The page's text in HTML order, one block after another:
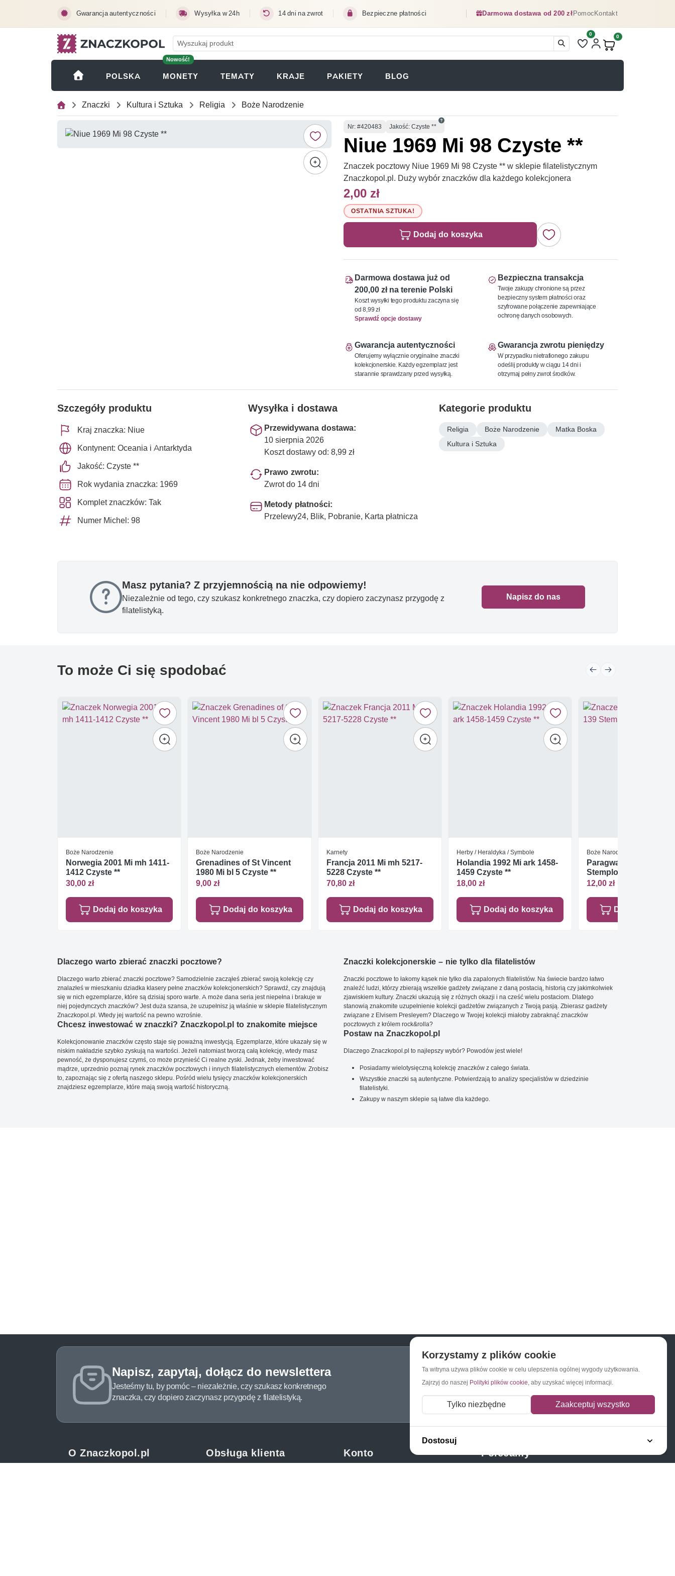
Gwarancja autentyczności Wysyłka w 24h 14 dni na zwrot Bezpieczne płatności Darmowa dostawa od 200 złPomocKontakt
Liczba pozycji na liście
0
Produkty w koszyku:
0
POLSKA
Nowość!
MONETY (OTWIERA SIĘ W NOWEJ KARCIE)
TEMATY KRAJE PAKIETY BLOG
Znaczki Kultura i Sztuka Religia Boże Narodzenie
Numer
Nr: #420483 Jakość: Czyste **
Niue 1969 Mi 98 Czyste **
Znaczek pocztowy Niue 1969 Mi 98 Czyste ** w sklepie filatelistycznym
Znaczkopol.pl. Duży wybór znaczków dla każdego kolekcjonera
2,00 zł
OSTATNIA SZTUKA!
Dodaj do koszyka
Darmowa dostawa już od
200,00 zł na terenie Polski
Koszt wysyłki tego produktu zaczyna się
od 8,99 zł
Sprawdź opcje dostawy
Bezpieczna transakcja
Twoje zakupy chronione są przez
bezpieczny system płatności oraz
szyfrowane połączenie zapewniające
ochronę danych osobowych.
Gwarancja autentyczności
Oferujemy wyłącznie oryginalne znaczki
kolekcjonerskie. Każdy egzemplarz jest
starannie sprawdzany przed wysyłką.
Gwarancja zwrotu pieniędzy
W przypadku nietrafionego zakupu
odeślij produkty w ciągu 14 dni i
otrzymaj pełny zwrot środków.
Szczegóły produktu
Kraj znaczka: Niue
Kontynent: Oceania i Antarktyda
Jakość: Czyste **
Rok wydania znaczka: 1969
Komplet znaczków: Tak
Numer Michel: 98
Wysyłka i dostawa
Przewidywana dostawa:
10 sierpnia 2026
Koszt dostawy od: 8,99 zł
Prawo zwrotu:
Zwrot do 14 dni
Metody płatności:
Przelewy24, Blik, Pobranie, Karta płatnicza
Kategorie produktu
Religia Boże Narodzenie
Matka Boska
Kultura i Sztuka
Masz pytania? Z przyjemnością na nie odpowiemy!
Niezależnie od tego, czy szukasz konkretnego znaczka, czy dopiero zaczynasz przygodę z
filatelistyką.
Napisz do nas
To może Ci się spodobać
Boże Narodzenie
Norwegia 2001 Mi mh 1411-
1412 Czyste **
30,00 zł
Dodaj do koszyka
Boże Narodzenie
Grenadines of St Vincent
1980 Mi bl 5 Czyste **
9,00 zł
Dodaj do koszyka
Karnety
Francja 2011 Mi mh 5217-
5228 Czyste **
70,80 zł
Dodaj do koszyka
Herby / Heraldyka / Symbole
Holandia 1992 Mi ark 1458-
1459 Czyste **
18,00 zł
Dodaj do koszyka
Boże Narodzenie
Paragwaj 1970 Mi bl
Stemplowane
12,00 zł
Dodaj do
Dlaczego warto zbierać znaczki pocztowe?
Dlaczego warto zbierać znaczki pocztowe? Samodzielnie zacząłeś zbierać swoją kolekcję czy
znalazłeś w mieszkaniu dziadka klasery pełne znaczków kolekcjonerskich? Sprawdź, czy znajdują
się w nich egzemplarze, które są dzisiaj sporo warte. A może dana seria jest niepełna i brakuje w
niej pojedynczych znaczków? Jest duża szansa, że uzupełnisz ją właśnie w sklepie filatelistycznym
Znaczkopol.pl. Wtedy jej wartość na pewno wzrośnie.
Chcesz inwestować w znaczki? Znaczkopol.pl to znakomite miejsce
Kolekcjonowanie znaczków często staje się poważną inwestycją. Egzemplarze, które ukazały się w
niskim nakładzie szybko zyskują na wartości. Jeżeli natomiast tworzą całą kolekcję, wtedy masz
pewność, że dysponujesz czymś, co może przynieść Ci realne zyski. Jednak, żeby inwestować
mądrze, uprzednio poznaj rynek znaczków pocztowych i innych filatelistycznych elementów. Zrobisz
to, zapoznając się z ofertą naszego sklepu. Pośród wielu tysięcy znaczków kolekcjonerskich
znajdziesz egzemplarze, które mają swoją wartość historyczną.
Znaczki kolekcjonerskie – nie tylko dla filatelistów
Znaczki pocztowe to łakomy kąsek nie tylko dla zapalonych filatelistów. Na świecie bardzo łatwo
znaleźć ludzi, którzy zbierają wszelkie gadżety związane z daną postacią, historią czy jakimkolwiek
zjawiskiem kultury. Znaczki ukazują się z różnych okazji i na cześć wielu postaciom. Dlatego
stanowią znakomite uzupełnienie kolekcji gadżetów związanych z Twoją pasją. Zbierasz gadżety
związane z Elvisem Presleyem? Dlaczego w Twojej kolekcji miałoby zabraknąć znaczków
pocztowych z królem rock&rolla?
Postaw na Znaczkopol.pl
Dlaczego Znaczkopol.pl to najlepszy wybór? Powodów jest wiele!
Posiadamy wielotysięczną kolekcję znaczków z całego świata.
Wszystkie znaczki są autentyczne. Potwierdzają to analizy specjalistów w dziedzinie
filatelistyki.
Zakupy w naszym sklepie są łatwe dla każdego.
Napisz, zapytaj, dołącz do newslettera
Jesteśmy tu, by pomóc – niezależnie, czy szukasz konkretnego
znaczka, czy dopiero zaczynasz przygodę z filatelistyką.
Napisz do nas Zapisz się do newslettera
O Znaczkopol.pl Obsługa klienta Konto Polecamy
Korzystamy z plików cookie
Ta witryna używa plików cookie w celu ulepszenia ogólnej wygody użytkowania.
Zajrzyj do naszej Polityki plików cookie, aby uzyskać więcej informacji.
Tylko niezbędne Zaakceptuj wszystko
Dostosuj